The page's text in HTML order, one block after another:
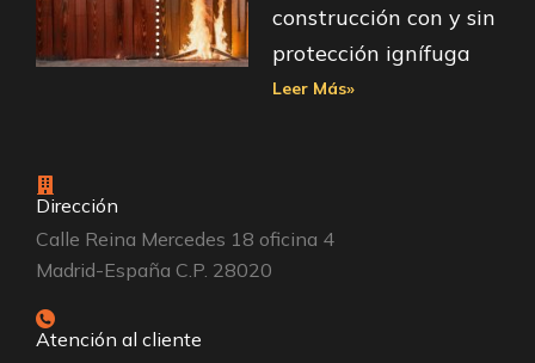
construcción con y sin
protección ignífuga
Leer Más»
Dirección
Calle Reina Mercedes 18 oficina 4
Madrid-España C.P. 28020
Atención al cliente